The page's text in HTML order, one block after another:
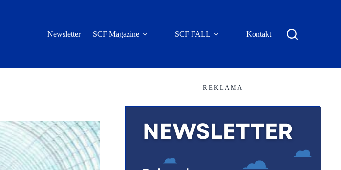
Newsletter SCF Magazine SCF FALL Kontakt
R E K L A M A